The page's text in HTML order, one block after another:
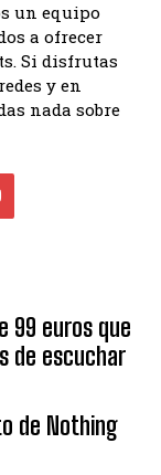
un equipo
a ofrecer
Si disfrutas
y en
nada sobre
99 euros que
de escuchar
de Nothing